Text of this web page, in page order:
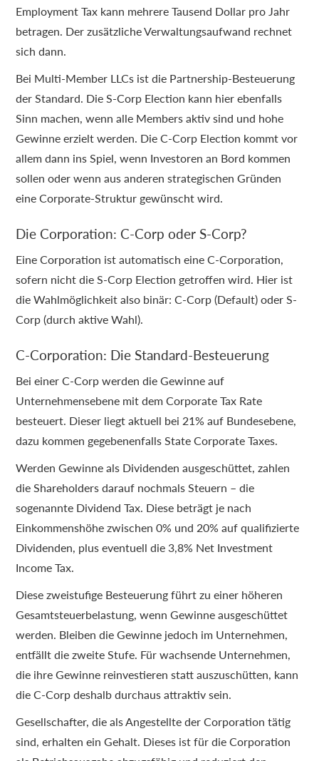
Employment Tax kann mehrere Tausend Dollar pro Jahr
betragen. Der zusätzliche Verwaltungsaufwand rechnet
sich dann.
Bei Multi-Member LLCs ist die Partnership-Besteuerung
der Standard. Die S-Corp Election kann hier ebenfalls
Sinn machen, wenn alle Members aktiv sind und hohe
Gewinne erzielt werden. Die C-Corp Election kommt vor
allem dann ins Spiel, wenn Investoren an Bord kommen
sollen oder wenn aus anderen strategischen Gründen
eine Corporate-Struktur gewünscht wird.
Die Corporation: C-Corp oder S-Corp?
Eine Corporation ist automatisch eine C-Corporation,
sofern nicht die S-Corp Election getroffen wird. Hier ist
die Wahlmöglichkeit also binär: C-Corp (Default) oder S-
Corp (durch aktive Wahl).
C-Corporation: Die Standard-Besteuerung
Bei einer C-Corp werden die Gewinne auf
Unternehmensebene mit dem Corporate Tax Rate
besteuert. Dieser liegt aktuell bei 21% auf Bundesebene,
dazu kommen gegebenenfalls State Corporate Taxes.
Werden Gewinne als Dividenden ausgeschüttet, zahlen
die Shareholders darauf nochmals Steuern – die
sogenannte Dividend Tax. Diese beträgt je nach
Einkommenshöhe zwischen 0% und 20% auf qualifizierte
Dividenden, plus eventuell die 3,8% Net Investment
Income Tax.
Diese zweistufige Besteuerung führt zu einer höheren
Gesamtsteuerbelastung, wenn Gewinne ausgeschüttet
werden. Bleiben die Gewinne jedoch im Unternehmen,
entfällt die zweite Stufe. Für wachsende Unternehmen,
die ihre Gewinne reinvestieren statt auszuschütten, kann
die C-Corp deshalb durchaus attraktiv sein.
Gesellschafter, die als Angestellte der Corporation tätig
sind, erhalten ein Gehalt. Dieses ist für die Corporation